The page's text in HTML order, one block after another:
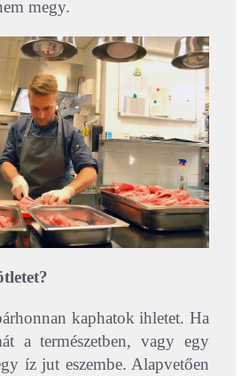
megy.
kaphatok ihletet. Ha
a természetben, vagy egy
íz jut eszembe. Alapvetően